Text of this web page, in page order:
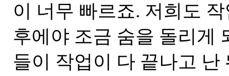
이 너무 빠르죠. 저희도
후에야 조금 숨을 돌리게
들이 작업이 다 끝나고